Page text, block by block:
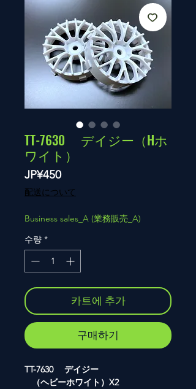
TT-7630 デイジー（Hホ
ワイト）
JP¥450가
격
配送について
Business sales_A (業務販売_A)
수량 *
카트에 추가
구매하기
TT-7630 デイジー
（ヘビーホワイト）X2